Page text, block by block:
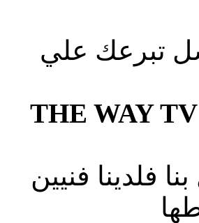
تبرعك علي
THE WAY TV
فلدينا فنيين